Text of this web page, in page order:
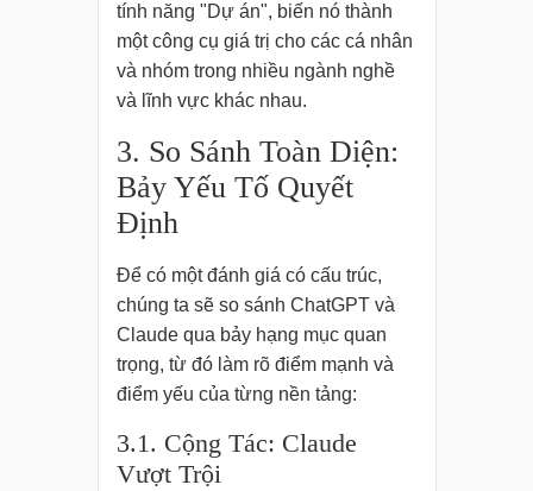
tính năng "Dự án", biến nó thành
một công cụ giá trị cho các cá nhân
và nhóm trong nhiều ngành nghề
và lĩnh vực khác nhau.
3. So Sánh Toàn Diện:
Bảy Yếu Tố Quyết
Định
Để có một đánh giá có cấu trúc,
chúng ta sẽ so sánh ChatGPT và
Claude qua bảy hạng mục quan
trọng, từ đó làm rõ điểm mạnh và
điểm yếu của từng nền tảng:
3.1. Cộng Tác: Claude
Vượt Trội